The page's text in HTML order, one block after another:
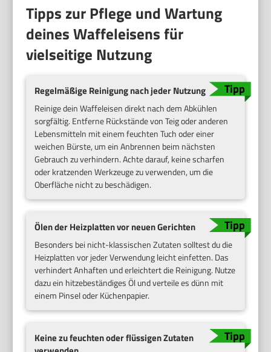
Tipps zur Pflege und Wartung
deines Waffeleisens für
vielseitige Nutzung
Regelmäßige Reinigung nach jeder Nutzung
Reinige dein Waffeleisen direkt nach dem Abkühlen
sorgfältig. Entferne Rückstände von Teig oder anderen
Lebensmitteln mit einem feuchten Tuch oder einer
weichen Bürste, um ein Anbrennen beim nächsten
Gebrauch zu verhindern. Achte darauf, keine scharfen
oder kratzenden Werkzeuge zu verwenden, um die
Oberfläche nicht zu beschädigen.
Ölen der Heizplatten vor neuen Gerichten
Besonders bei nicht-klassischen Zutaten solltest du die
Heizplatten vor jeder Verwendung leicht einfetten. Das
verhindert Anhaften und erleichtert die Reinigung. Nutze
dazu ein hitzebeständiges Öl und verteile es dünn mit
einem Pinsel oder Küchenpapier.
Keine zu feuchten oder flüssigen Zutaten